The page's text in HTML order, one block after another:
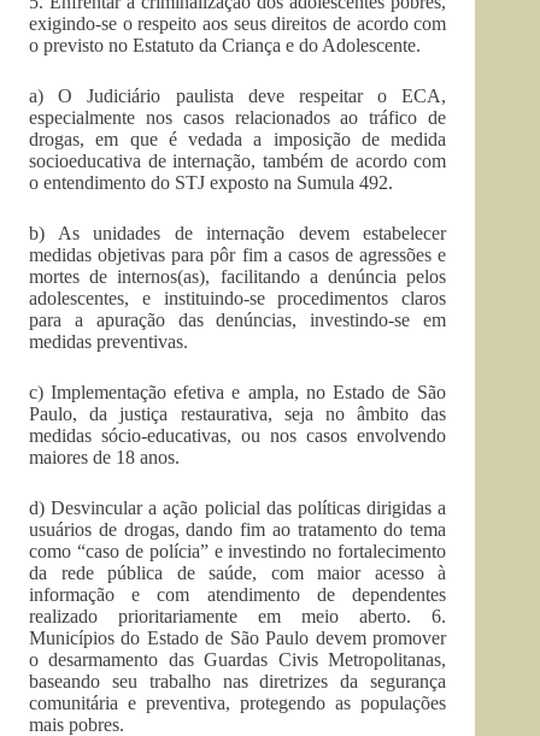
exigindo-se o respeito aos seus direitos de acordo com
o previsto no Estatuto da Criança e do Adolescente.
a) O Judiciário paulista deve respeitar o ECA,
especialmente nos casos relacionados ao tráfico de
drogas, em que é vedada a imposição de medida
socioeducativa de internação, também de acordo com
o entendimento do STJ exposto na Sumula 492.
b) As unidades de internação devem estabelecer
medidas objetivas para pôr fim a casos de agressões e
mortes de internos(as), facilitando a denúncia pelos
adolescentes, e instituindo-se procedimentos claros
para a apuração das denúncias, investindo-se em
medidas preventivas.
c) Implementação efetiva e ampla, no Estado de São
Paulo, da justiça restaurativa, seja no âmbito das
medidas sócio-educativas, ou nos casos envolvendo
maiores de 18 anos.
d) Desvincular a ação policial das políticas dirigidas a
usuários de drogas, dando fim ao tratamento do tema
como “caso de polícia” e investindo no fortalecimento
da rede pública de saúde, com maior acesso à
informação e com atendimento de dependentes
realizado prioritariamente em meio aberto. 6.
Municípios do Estado de São Paulo devem promover
o desarmamento das Guardas Civis Metropolitanas,
baseando seu trabalho nas diretrizes da segurança
comunitária e preventiva, protegendo as populações
mais pobres.